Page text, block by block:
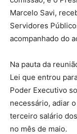
Marcelo Savi,
Servidores
acompanhado do
Na pauta da
Lei que entrou
Poder Executivo
necessário, adiar
terceiro salário
no mês de maio.